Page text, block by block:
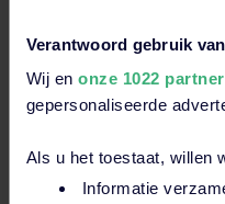
Verantwoord gebruik
Wij en onze 1022
gepersonaliseerde
Als u het toestaat, willen
Informatie